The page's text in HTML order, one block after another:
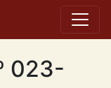
023-